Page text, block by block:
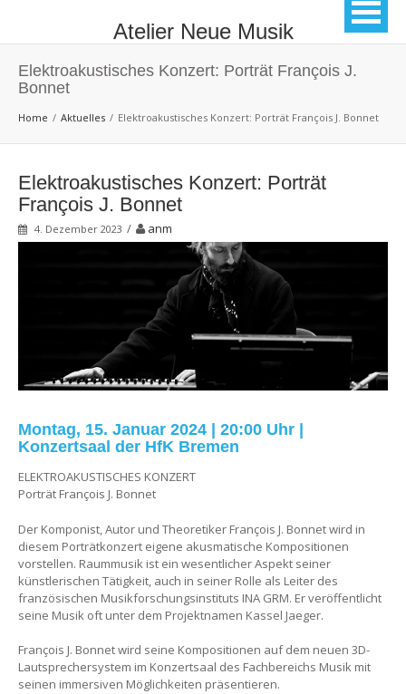
Atelier Neue Musik
Elektroakustisches Konzert: Porträt François J.
Bonnet
Home Aktuelles Elektroakustisches Konzert: Porträt François J. Bonnet
Elektroakustisches Konzert: Porträt
François J. Bonnet
4. Dezember 2023 / anm
Montag, 15. Januar 2024 | 20:00 Uhr |
Konzertsaal der HfK Bremen
ELEKTROAKUSTISCHES KONZERT
Porträt François J. Bonnet
Der Komponist, Autor und Theoretiker François J. Bonnet wird in
diesem Porträtkonzert eigene akusmatische Kompositionen
vorstellen. Raummusik ist ein wesentlicher Aspekt seiner
künstlerischen Tätigkeit, auch in seiner Rolle als Leiter des
französischen Musikforschungsinstituts INA GRM. Er veröffentlicht
seine Musik oft unter dem Projektnamen Kassel Jaeger.
François J. Bonnet wird seine Kompositionen auf dem neuen 3D-
Lautsprechersystem im Konzertsaal des Fachbereichs Musik mit
seinen immersiven Möglichkeiten präsentieren.